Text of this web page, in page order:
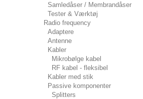
Samledåser / Membrandåser
Tester & Værktøj
Radio frequency
Adaptere
Antenne
Kabler
Mikrobølge kabel
RF kabel - fleksibel
Kabler med stik
Passive komponenter
Splitters